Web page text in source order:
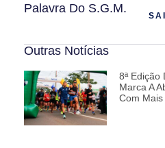
Palavra Do S.G.M.
Outras Notícias
8ª Edição
Marca A
Com Mais